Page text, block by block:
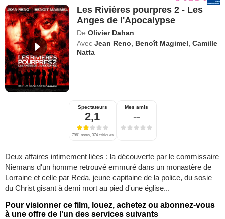
Les Rivières pourpres 2 - Les
Anges de l'Apocalypse
De Olivier Dahan
Avec Jean Reno Benoît Magimel ,Camille
Natta
Spectateurs
2,1
7961 notes, 374 critiques
Mes amis
--
Deux affaires intimement liées : la découverte par le commissaire
Niemans d'un homme retrouvé emmuré dans un monastère de
Lorraine et celle par Reda, jeune capitaine de la police, du sosie
du Christ gisant à demi mort au pied d'une église...
Pour visionner ce film, louez, achetez ou abonnez-vous
à une offre de l'un des services suivants